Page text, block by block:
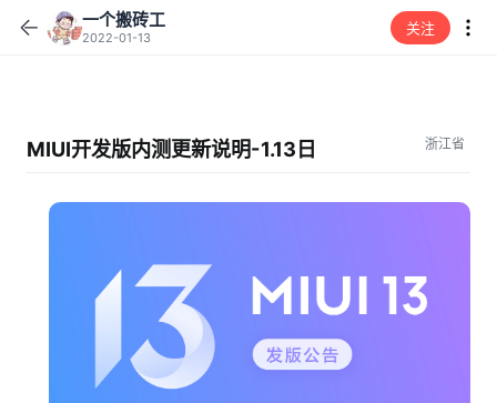
一个搬砖工
2022-01-13
关注
MIUI开发版内测更新说明-1.13日 浙江省